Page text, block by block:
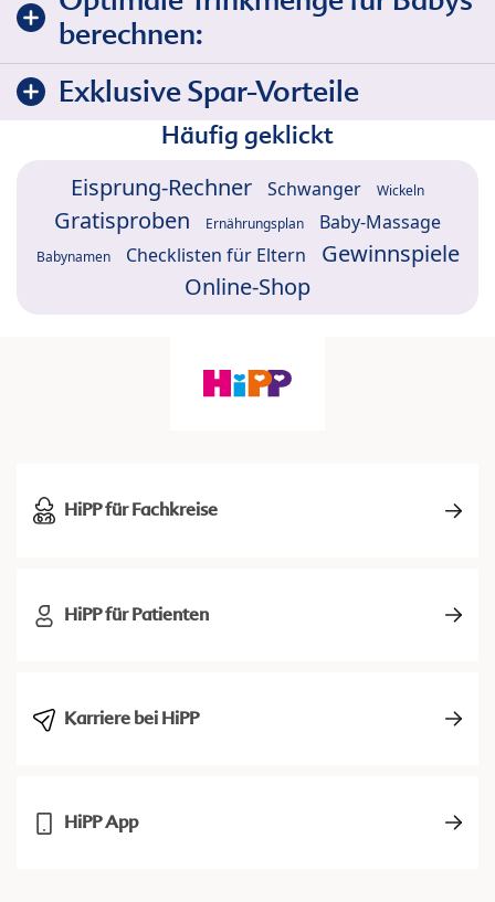
berechnen:
Exklusive Spar-Vorteile
Häufig geklickt
Eisprung-Rechner Schwanger Wickeln
Gratisproben Ernährungsplan Baby-Massage
Babynamen Checklisten für Eltern
Gewinnspiele
Online-Shop
HiPP für Fachkreise
HiPP für Patienten
Karriere bei HiPP
HiPP App